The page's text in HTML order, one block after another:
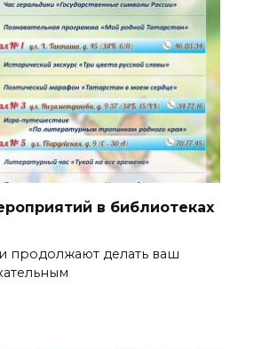
в библиотеках
продолжают делать ваш